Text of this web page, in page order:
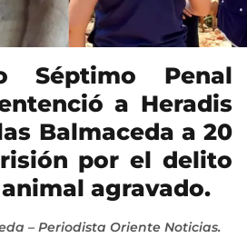
Séptimo Penal
a Heradis
Balmaceda a 20
por el delito
agravado.
– Periodista Oriente Noticias.